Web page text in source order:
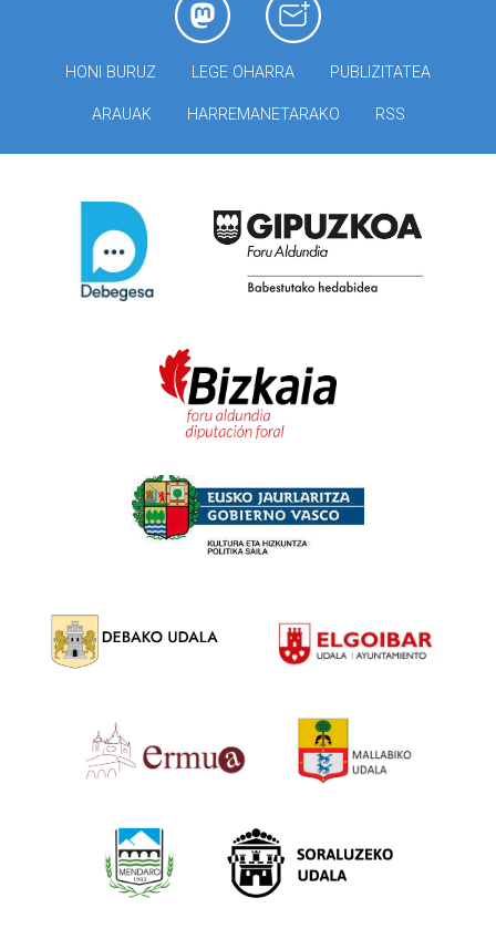
HONI BURUZ LEGE OHARRA PUBLIZITATEA
ARAUAK HARREMANETARAKO RSS